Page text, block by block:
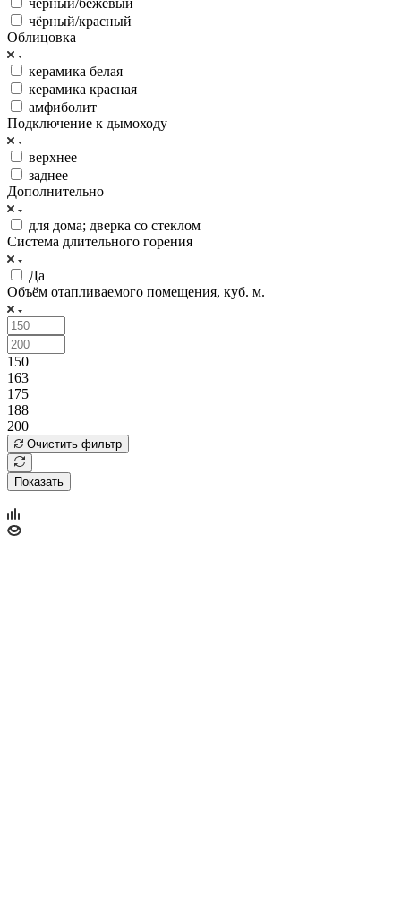
чёрный/красный
Облицовка
керамика белая
керамика красная
амфиболит
Подключение к дымоходу
верхнее
заднее
Дополнительно
для дома; дверка со стеклом
Система длительного горения
Да
Объём отапливаемого помещения, куб. м.
150
163
175
188
200
Очистить фильтр
Показать